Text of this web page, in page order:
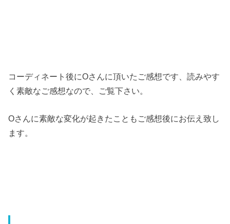
コーディネート後にOさんに頂いたご感想です、読みやす
く素敵なご感想なので、ご覧下さい。
Oさんに素敵な変化が起きたこともご感想後にお伝え致し
ます。